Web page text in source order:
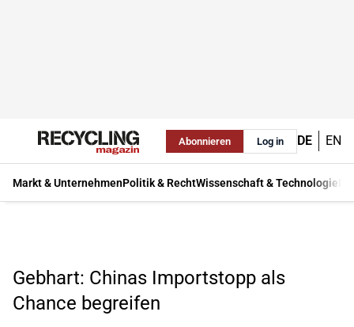
Abonnieren Log in DE EN
Markt & UnternehmenPolitik & RechtWissenschaft & Technologie
Gebhart: Chinas Importstopp als
Chance begreifen